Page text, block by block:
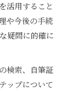
活用すること
や今後の手続
疑問に的確に
検索、自筆証
ップについて